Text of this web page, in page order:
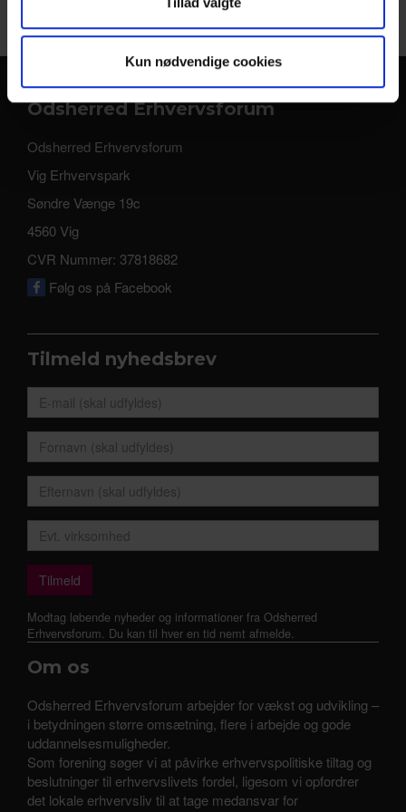
Kun nødvendige cookies
Odsherred Erhvervsforum
Odsherred Erhvervsforum
Vig Erhvervspark
Søndre Vænge 19c
4560 Vig
CVR Nummer: 37818682
Følg os på Facebook
Tilmeld nyhedsbrev
Modtag løbende nyheder og informationer fra Odsherred
Erhvervsforum. Du kan til hver en tid nemt afmelde.
Om os
Odsherred Erhvervsforum arbejder for vækst og udvikling –
i betydningen større omsætning, flere i arbejde og gode
uddannelsesmuligheder.
Som forening søger vi at påvirke erhvervspolitiske tiltag og
beslutninger til erhvervslivets fordel, ligesom vi opfordrer
det lokale erhvervsliv til at tage medansvar for